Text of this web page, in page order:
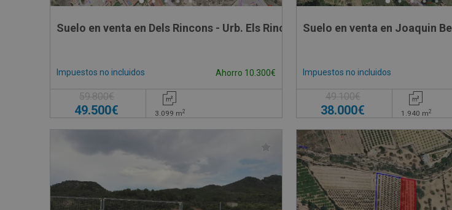
Suelo en venta en Dels Rincons - Urb. Els Rincons,
Impuestos no incluidos Ahorro 10.300€
59.800€
49.500€ 3.099 m2
Suelo en venta en Joaquin
Impuestos no incluidos
49.100€
38.000€ 1.940 m2